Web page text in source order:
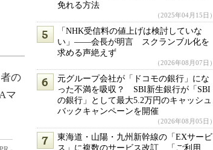
の
マ
免れる方法
（2025年04月15日）
「NHK受信料の値上げは検討していな
い」――会長が明言 スクランブル化を
求める声絶えず
（2026年08月07日）
元グループ会社が「ドコモの銀行」にな
った不満を吸収？ SBI新生銀行が「SBI
の銀行」として最大5.2万円のキャッシュ
バックキャンペーンを開催
（2026年08月05日）
東海道・山陽・九州新幹線の「EXサービ
ス」に複数のサービス改訂 「ご利用